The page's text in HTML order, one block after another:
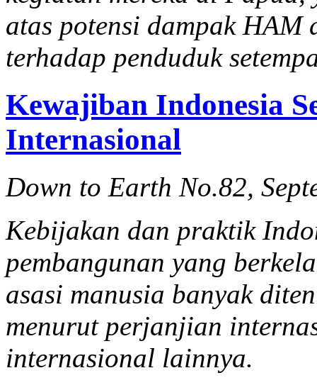
atas potensi dampak
terhadap penduduk
Kewajiban Indonesia
Internasional
Down to Earth No.82,
Kebijakan dan praktik
pembangunan yang
asasi manusia banyak
menurut perjanjian
internasional lainnya.